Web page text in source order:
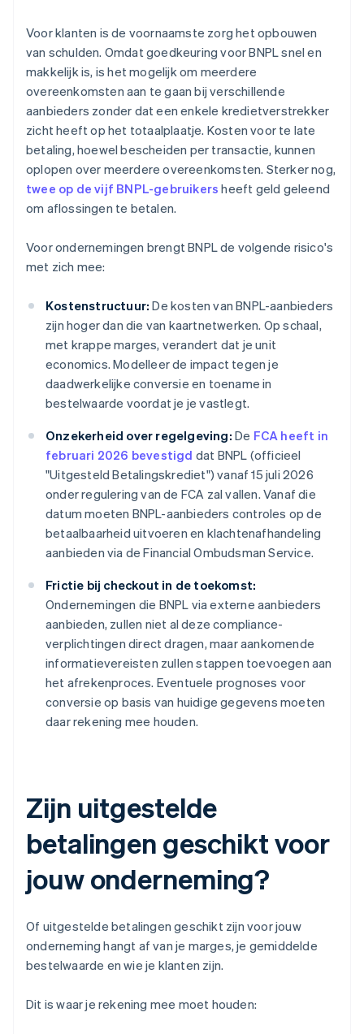
Voor klanten is de voornaamste zorg het opbouwen
van schulden. Omdat goedkeuring voor BNPL snel en
makkelijk is, is het mogelijk om meerdere
overeenkomsten aan te gaan bij verschillende
aanbieders zonder dat een enkele kredietverstrekker
zicht heeft op het totaalplaatje. Kosten voor te late
betaling, hoewel bescheiden per transactie, kunnen
oplopen over meerdere overeenkomsten. Sterker nog,
twee op de vijf BNPL-gebruikers heeft geld geleend
om aflossingen te betalen.
Voor ondernemingen brengt BNPL de volgende risico's
met zich mee:
Kostenstructuur: De kosten van BNPL-aanbieders
zijn hoger dan die van kaartnetwerken. Op schaal,
met krappe marges, verandert dat je unit
economics. Modelleer de impact tegen je
daadwerkelijke conversie en toename in
bestelwaarde voordat je je vastlegt.
Onzekerheid over regelgeving: De FCA heeft in
februari 2026 bevestigd dat BNPL (officieel
"Uitgesteld Betalingskrediet") vanaf 15 juli 2026
onder regulering van de FCA zal vallen. Vanaf die
datum moeten BNPL-aanbieders controles op de
betaalbaarheid uitvoeren en klachtenafhandeling
aanbieden via de Financial Ombudsman Service.
Frictie bij checkout in de toekomst:
Ondernemingen die BNPL via externe aanbieders
aanbieden, zullen niet al deze compliance-
verplichtingen direct dragen, maar aankomende
informatievereisten zullen stappen toevoegen aan
het afrekenproces. Eventuele prognoses voor
conversie op basis van huidige gegevens moeten
daar rekening mee houden.
Zijn uitgestelde
betalingen geschikt voor
jouw onderneming?
Of uitgestelde betalingen geschikt zijn voor jouw
onderneming hangt af van je marges, je gemiddelde
bestelwaarde en wie je klanten zijn.
Dit is waar je rekening mee moet houden: